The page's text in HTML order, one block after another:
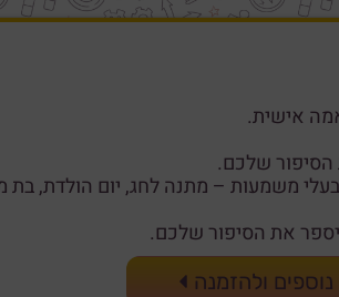
אישית.
הסיפור שלכם.
משמעות – מתנה לחג, יום הולדת, בת
את הסיפור שלכם.
ולהזמנה